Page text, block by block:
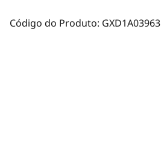
Código do Produto: GXD1A03963